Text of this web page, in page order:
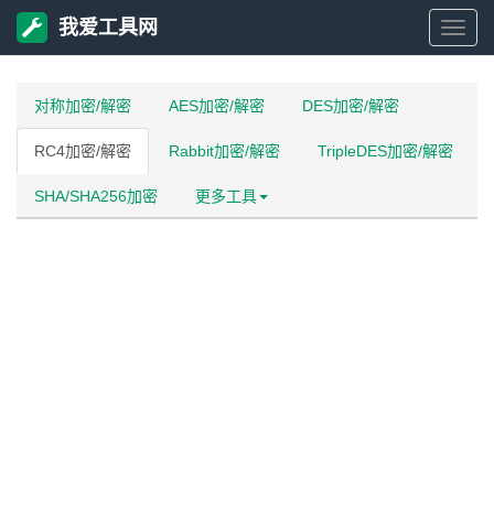
我
工
我爱工具网
对称加密/解密 AES加密/解密 DES加密/解密
RC4加密/解密 Rabbit加密/解密 TripleDES加密/解密
SHA/SHA256加密 更多工具